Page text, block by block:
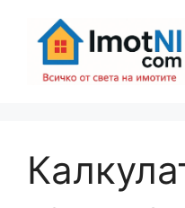
съдържанието